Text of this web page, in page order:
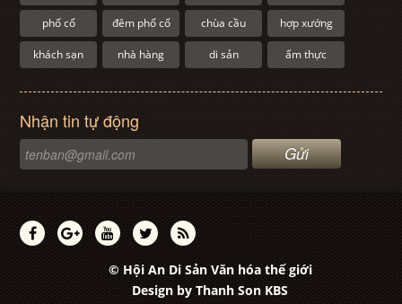
phố cổ đêm phố cổ chùa cầu hợp xướng
khách sạn nhà hàng di sản ẩm thực
Nhận tin tự động
© Hội An Di Sản Văn hóa thế giới
Design by Thanh Son KBS